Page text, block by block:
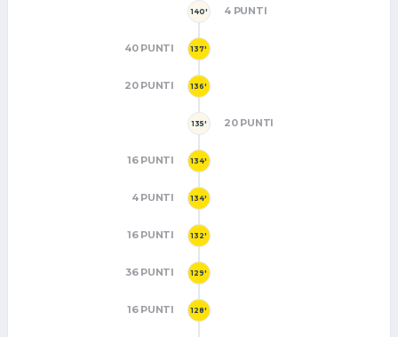
140' 4 PUNTI
137'
40 PUNTI
136'
20 PUNTI
135' 20 PUNTI
134'
16 PUNTI
134'
4 PUNTI
132'
16 PUNTI
129'
36 PUNTI
128'
16 PUNTI